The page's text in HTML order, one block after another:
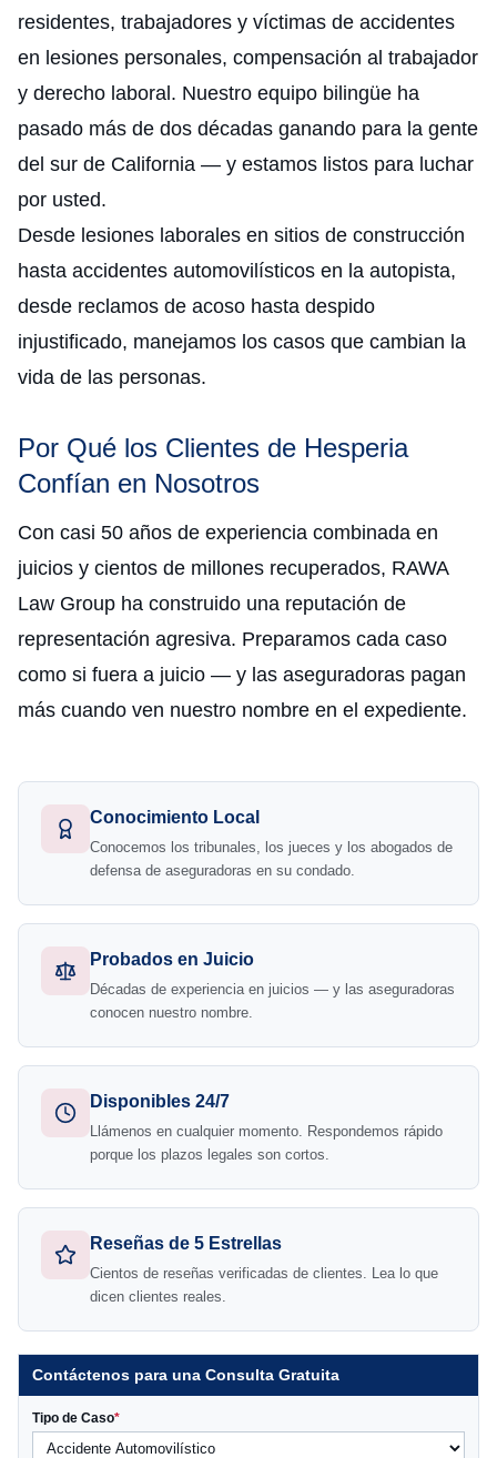
residentes, trabajadores y víctimas de accidentes
en lesiones personales, compensación al trabajador
y derecho laboral. Nuestro equipo bilingüe ha
pasado más de dos décadas ganando para la gente
del sur de California — y estamos listos para luchar
por usted.
Desde lesiones laborales en sitios de construcción
hasta accidentes automovilísticos en la autopista,
desde reclamos de acoso hasta despido
injustificado, manejamos los casos que cambian la
vida de las personas.
Por Qué los Clientes de Hesperia
Confían en Nosotros
Con casi 50 años de experiencia combinada en
juicios y cientos de millones recuperados, RAWA
Law Group ha construido una reputación de
representación agresiva. Preparamos cada caso
como si fuera a juicio — y las aseguradoras pagan
más cuando ven nuestro nombre en el expediente.
Conocimiento Local
Conocemos los tribunales, los jueces y los abogados de
defensa de aseguradoras en su condado.
Probados en Juicio
Décadas de experiencia en juicios — y las aseguradoras
conocen nuestro nombre.
Disponibles 24/7
Llámenos en cualquier momento. Respondemos rápido
porque los plazos legales son cortos.
Reseñas de 5 Estrellas
Cientos de reseñas verificadas de clientes. Lea lo que
dicen clientes reales.
Contáctenos para una Consulta Gratuita
Tipo de Caso*